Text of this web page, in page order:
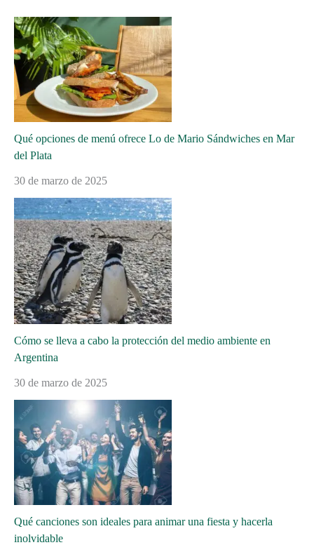
Qué opciones de menú ofrece Lo de Mario Sándwiches en Mar
del Plata
30 de marzo de 2025
Cómo se lleva a cabo la protección del medio ambiente en
Argentina
30 de marzo de 2025
Qué canciones son ideales para animar una fiesta y hacerla
inolvidable